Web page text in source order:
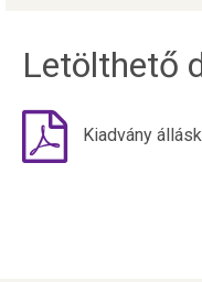
Letölthető
Kiadvány